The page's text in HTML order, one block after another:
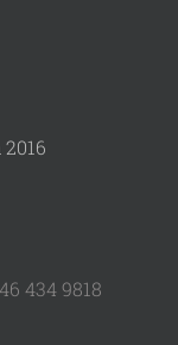
434 9818